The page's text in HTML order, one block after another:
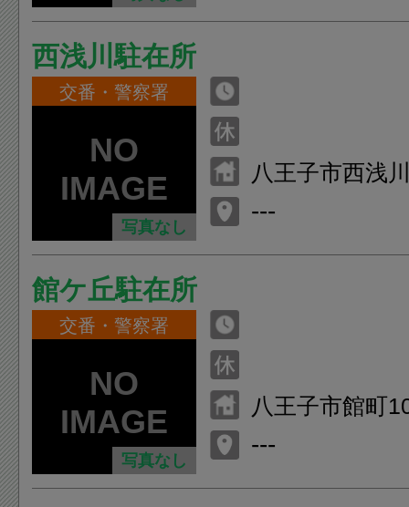
西浅川駐在所
交番・警察署
写真なし
八王子市西浅
---
館ケ丘駐在所
交番・警察署
写真なし
八王子市館町
---